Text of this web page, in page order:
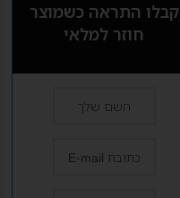
קבלו התראה כשמוצר
חוזר למלאי